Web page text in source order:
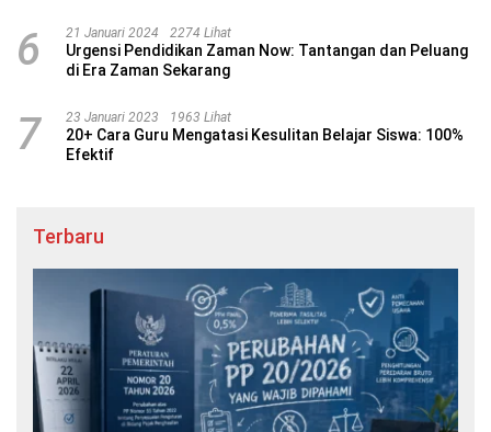
6 21 Januari 2024 2274 Lihat
Urgensi Pendidikan Zaman Now: Tantangan dan Peluang
di Era Zaman Sekarang
7 23 Januari 2023 1963 Lihat
20+ Cara Guru Mengatasi Kesulitan Belajar Siswa: 100%
Efektif
Terbaru